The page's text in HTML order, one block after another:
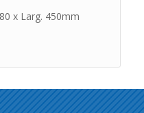
x Larg. 450mm